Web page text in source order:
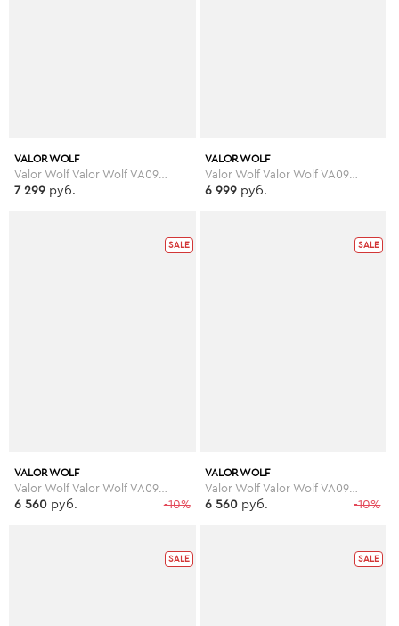
VALOR WOLF
7 299 руб.
VALOR WOLF
Valor Wolf Valor Wolf VA090AMGMD34
6 999 руб.
SALE
VALOR WOLF
-10%
6 560 руб.
SALE
VALOR WOLF
Valor Wolf Valor Wolf VA090AMGMD27
-10%
6 560 руб.
SALE SALE